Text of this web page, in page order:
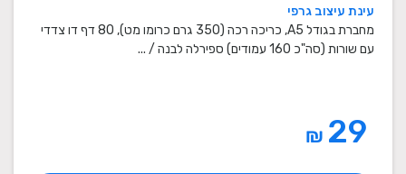
עינת עיצוב גרפי
מחברת בגודל A5, כריכה רכה (350 גרם כרומו מט), 80 דף דו צדדי
עם שורות (סה"כ 160 עמודים) ספירלה לבנה / ...
₪